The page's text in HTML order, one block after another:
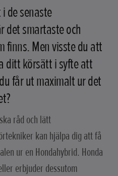
de senaste
det smartaste och
finns. Men visste du att
ditt körsätt i syfte att
får ut maximalt ur det
råd och lätt
kan hjälpa dig att få
ur en Hondahybrid. Honda
erbjuder dessutom